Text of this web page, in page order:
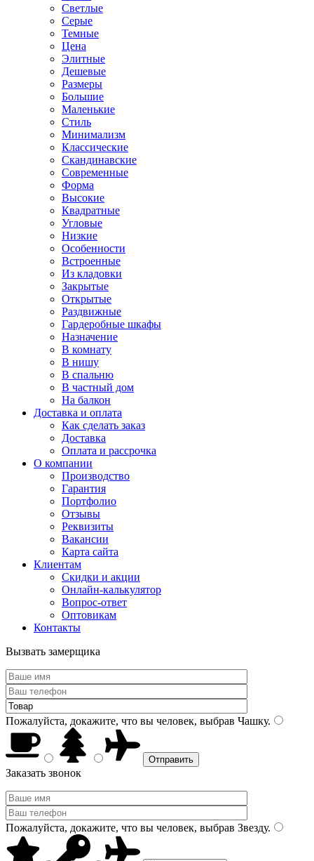
Светлые
Серые
Темные
Цена
Элитные
Дешевые
Размеры
Большие
Маленькие
Стиль
Минимализм
Классические
Скандинавские
Современные
Форма
Высокие
Квадратные
Угловые
Низкие
Особенности
Встроенные
Из кладовки
Закрытые
Открытые
Раздвижные
Гардеробные шкафы
Назначение
В комнату
В нишу
В спальню
В частный дом
На балкон
Доставка и оплата
Как сделать заказ
Доставка
Оплата и рассрочка
О компании
Производство
Гарантия
Портфолио
Отзывы
Реквизиты
Вакансии
Карта сайта
Клиентам
Скидки и акции
Онлайн-калькулятор
Вопрос-ответ
Оптовикам
Контакты
Вызвать замерщика
Пожалуйста, докажите, что вы человек, выбрав Чашку.
Заказать звонок
Пожалуйста, докажите, что вы человек, выбрав Звезду.